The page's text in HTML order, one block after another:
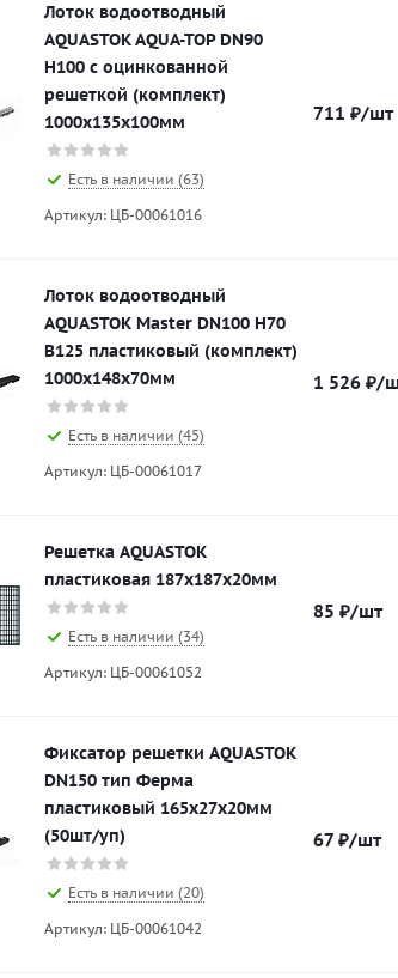
Лоток водоотводный
AQUASTOK AQUA-TOP DN90
H100 с оцинкованной
решеткой (комплект)
1000х135х100мм
Есть в наличии (63)
Артикул: ЦБ-00061016
711 ₽/шт
Лоток водоотводный
AQUASTOK Master DN100 H70
B125 пластиковый (комплект)
1000х148х70мм
Есть в наличии (45)
Артикул: ЦБ-00061017
1 526 ₽/
Решетка AQUASTOK
пластиковая 187х187х20мм
Есть в наличии (34)
Артикул: ЦБ-00061052
85 ₽/шт
Фиксатор решетки AQUASTOK
DN150 тип Ферма
пластиковый 165х27х20мм
(50шт/уп)
Есть в наличии (20)
Артикул: ЦБ-00061042
67₽/шт